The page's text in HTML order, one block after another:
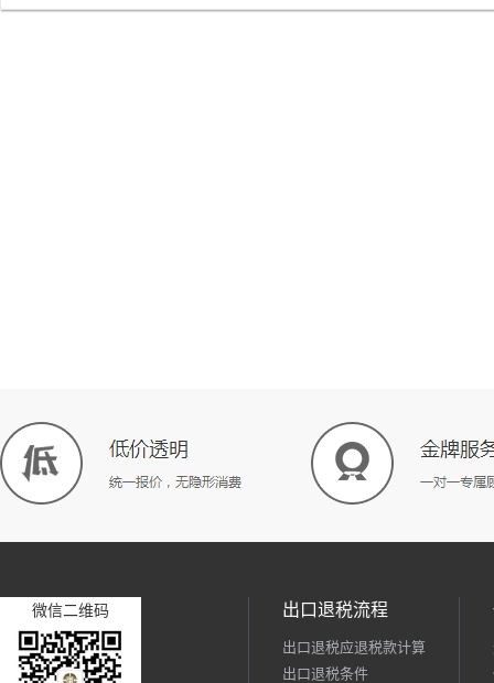
微信二维码 出口退税流程
出口退税应退税款计算
出口退税条件